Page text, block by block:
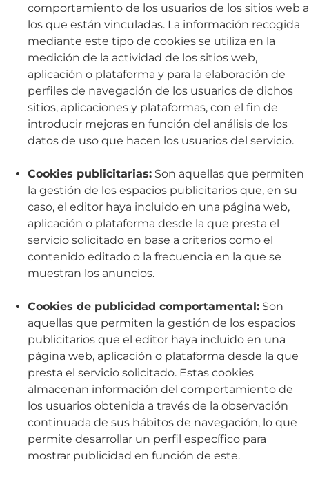
comportamiento de los usuarios de los sitios web a
los que están vinculadas. La información recogida
mediante este tipo de cookies se utiliza en la
medición de la actividad de los sitios web,
aplicación o plataforma y para la elaboración de
perfiles de navegación de los usuarios de dichos
sitios, aplicaciones y plataformas, con el fin de
introducir mejoras en función del análisis de los
datos de uso que hacen los usuarios del servicio.
Cookies publicitarias: Son aquellas que permiten
la gestión de los espacios publicitarios que, en su
caso, el editor haya incluido en una página web,
aplicación o plataforma desde la que presta el
servicio solicitado en base a criterios como el
contenido editado o la frecuencia en la que se
muestran los anuncios.
Cookies de publicidad comportamental: Son
aquellas que permiten la gestión de los espacios
publicitarios que el editor haya incluido en una
página web, aplicación o plataforma desde la que
presta el servicio solicitado. Estas cookies
almacenan información del comportamiento de
los usuarios obtenida a través de la observación
continuada de sus hábitos de navegación, lo que
permite desarrollar un perfil específico para
mostrar publicidad en función de este.